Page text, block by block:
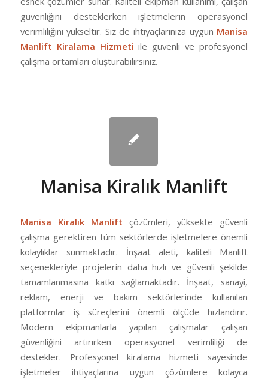
güvenliğini desteklerken işletmelerin operasyonel
verimliliğini yükseltir. Siz de ihtiyaçlarınıza uygun Manisa
Manlift Kiralama Hizmeti ile güvenli ve profesyonel
çalışma ortamları oluşturabilirsiniz.
Manisa Kiralık Manlift
Manisa Kiralık Manlift
çözümleri, yüksekte güvenli
çalışma gerektiren tüm sektörlerde işletmelere önemli
kolaylıklar sunmaktadır. İnşaat aleti, kaliteli Manlift
seçenekleriyle projelerin daha hızlı ve güvenli şekilde
tamamlanmasına katkı sağlamaktadır. İnşaat, sanayi,
reklam, enerji ve bakım sektörlerinde kullanılan
platformlar iş süreçlerini önemli ölçüde hızlandırır.
Modern ekipmanlarla yapılan çalışmalar çalışan
güvenliğini artırırken operasyonel verimliliği de
destekler. Profesyonel kiralama hizmeti sayesinde
işletmeler ihtiyaçlarına uygun çözümlere kolayca